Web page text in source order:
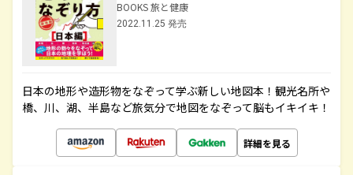
BOOKS 旅と健康
2022.11.25 発売
日本の地形や造形物をなぞって学ぶ新しい地図本！観光名所や
橋、川、湖、半島など旅気分で地図をなぞって脳もイキイキ！
詳細を見る